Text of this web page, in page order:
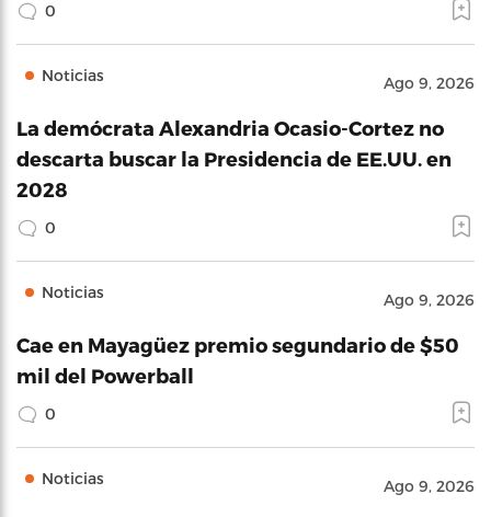
0
Noticias Ago 9, 2026
La demócrata Alexandria Ocasio-Cortez no
descarta buscar la Presidencia de EE.UU. en
2028
0
Noticias Ago 9, 2026
Cae en Mayagüez premio segundario de $50
mil del Powerball
0
Noticias Ago 9, 2026